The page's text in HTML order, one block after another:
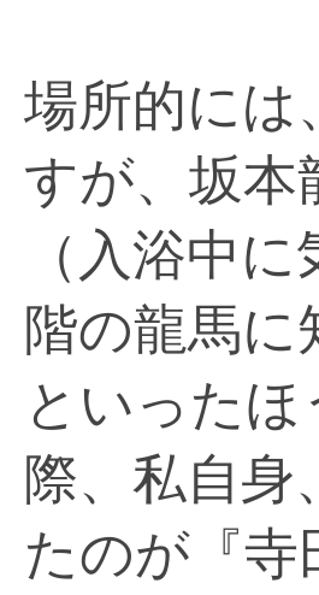
場所的には
すが、坂本
（入浴中
階の龍馬
といった
際、私自身
たのが『